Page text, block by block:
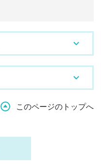
このページのトップへ